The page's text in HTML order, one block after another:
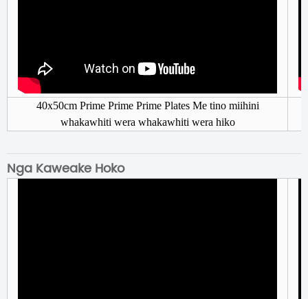
40x50cm Prime Prime Prime Plates Me tino miihini
whakawhiti wera whakawhiti wera hiko
Nga Kaweake Hoko